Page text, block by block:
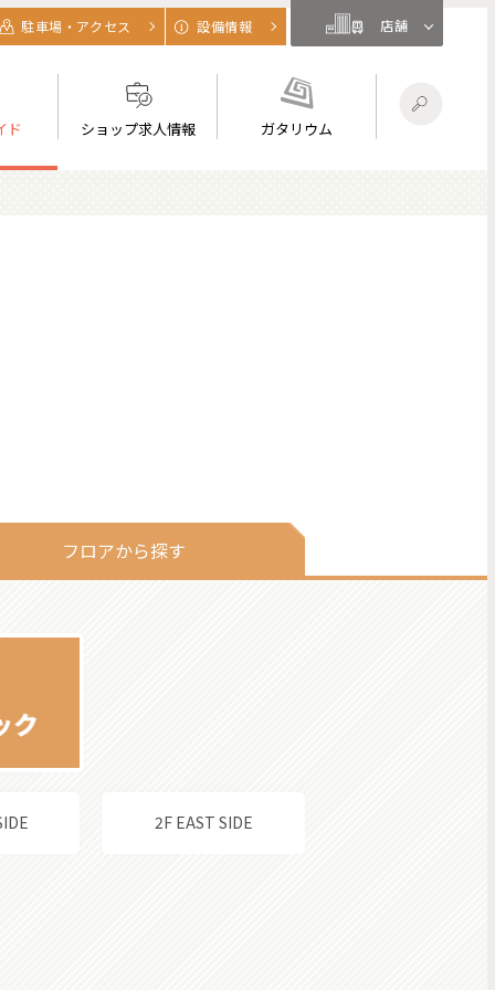
ド ショップ求人情報 ガタリウム
駐車場・アクセス 設備情報 店舗
フロアから探す
2F EAST SIDE